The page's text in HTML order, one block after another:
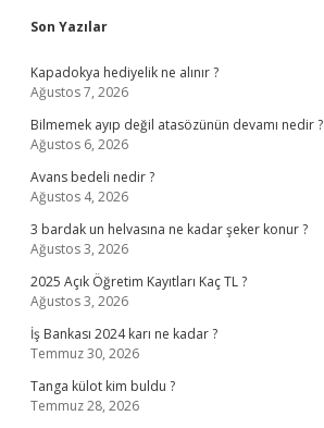
Sidebar
Son Yazılar
Kapadokya hediyelik ne alınır ?
Ağustos 7, 2026
Bilmemek ayıp değil atasözünün devamı nedir ?
Ağustos 6, 2026
Avans bedeli nedir ?
Ağustos 4, 2026
3 bardak un helvasına ne kadar şeker konur ?
Ağustos 3, 2026
2025 Açık Öğretim Kayıtları Kaç TL ?
Ağustos 3, 2026
İş Bankası 2024 karı ne kadar ?
Temmuz 30, 2026
Tanga külot kim buldu ?
Temmuz 28, 2026